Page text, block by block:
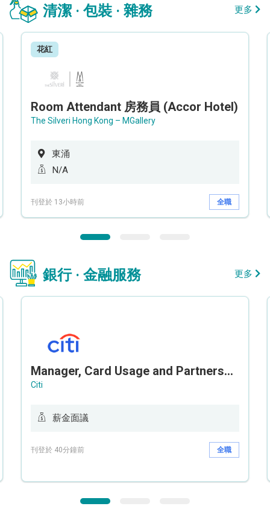
清潔 · 包裝 · 雜務 更多
花紅
Room Attendant 房務員 (Accor Hotel)
The Silveri Hong Kong – MGallery
東涌
N/A
刊登於 13小時前 全職
銀行 · 金融服務 更多
Manager, Card Usage and Partnership
Citi
薪金面議
刊登於 40分鐘前 全職